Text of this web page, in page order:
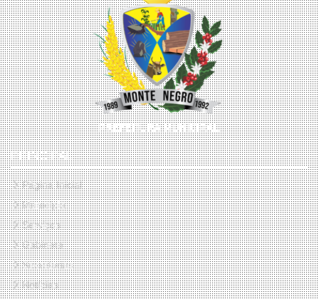
PRINCIPAL
Página Inicial
Município
Serviços
Gabinete
Secretarias
Notícias